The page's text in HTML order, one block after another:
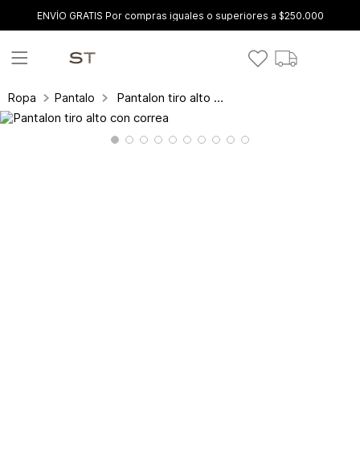
ENVÍO GRATIS Por compras iguales o superiores a $250.000
Ropa Pantalones y leggings Pantalon tiro alto con correa